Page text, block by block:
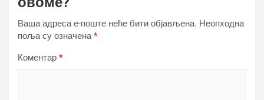
Ваша адреса е-поште неће бити објављена. Неопходна
поља су означена*
Коментар *